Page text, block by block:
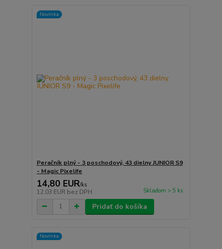
Novinka
Peračník plný - 3 poschodový, 43 dielny JUNIOR S9
- Magic Pixelife
14,80 EUR/ks
12,03 EUR bez DPH Skladom > 5 ks
Pridať do košíka
Novinka